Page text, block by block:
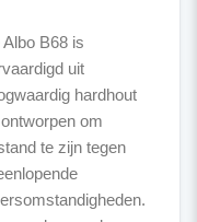
Albo B68 is
uit
hardhout
om
te zijn tegen